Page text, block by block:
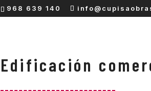
968 639 140
Edificación